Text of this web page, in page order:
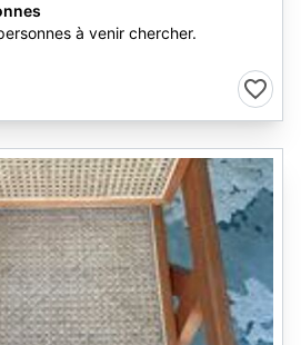
à venir chercher.